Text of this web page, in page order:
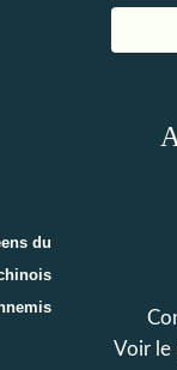
du
Voir le